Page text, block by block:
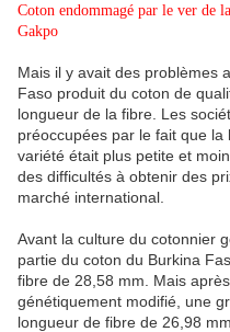
Coton endommagé par le ver de
Gakpo
Mais il y avait des problèmes
Faso produit du coton de
longueur de la fibre. Les
préoccupées par le fait que
variété était plus petite et
des difficultés à obtenir des
marché international.
Avant la culture du cotonnier
partie du coton du Burkina
fibre de 28,58 mm. Mais
génétiquement modifié, une
longueur de fibre de 26,98